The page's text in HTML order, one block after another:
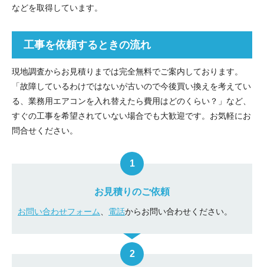
などを取得しています。
工事を依頼するときの流れ
現地調査からお見積りまでは完全無料でご案内しております。
「故障しているわけではないが古いので今後買い換えを考えてい
る、業務用エアコンを入れ替えたら費用はどのくらい？」など、
すぐの工事を希望されていない場合でも大歓迎です。お気軽にお
問合せください。
お見積りのご依頼
お問い合わせフォーム 電話からお問い合わせください。